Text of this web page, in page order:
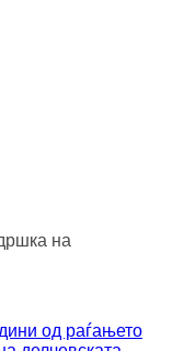
на